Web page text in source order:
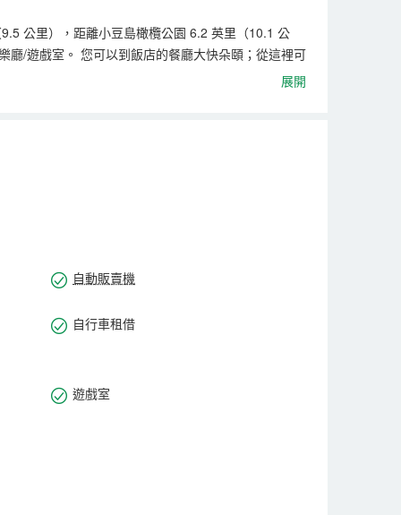
公里），距離小豆島橄欖公園 6.2 英里（10.1 公
廳/遊戲室。 您可以到飯店的餐廳大快朵頤；從這裡可
早餐。 特色服務/設施包括24 小時前台服務、行李寄
展開
自動販賣機
自行車租借
遊戲室